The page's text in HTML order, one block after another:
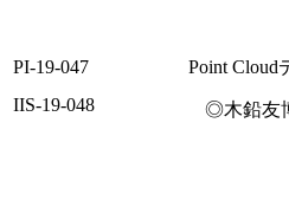
PI-19-047
IIS-19-048
Point
◎木鉛友